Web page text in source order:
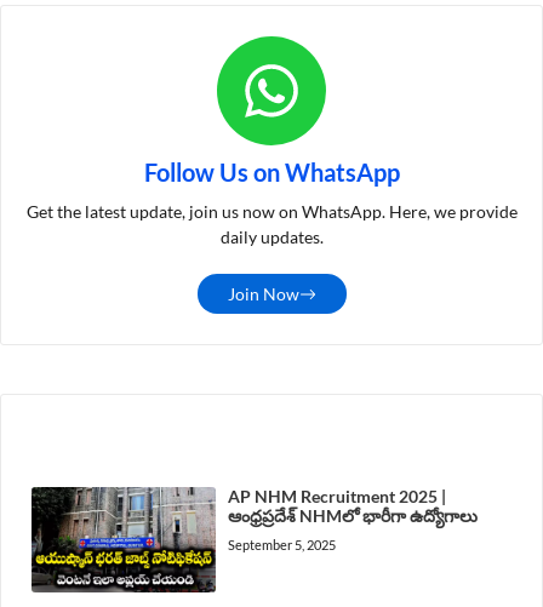
Follow Us on WhatsApp
Get the latest update, join us now on WhatsApp. Here, we provide
daily updates.
Join Now
AP NHM Recruitment 2025 |
ఆంధ్రప్రదేశ్ NHMలో భారీగా ఉద్యోగాలు
September 5, 2025